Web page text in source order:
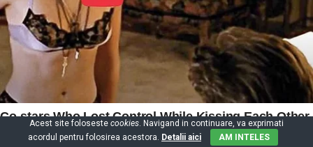
Acest site foloseste cookies. Navigand in continuare, va exprimati
acordul pentru folosirea acestora. Detalii aici AM INTELES